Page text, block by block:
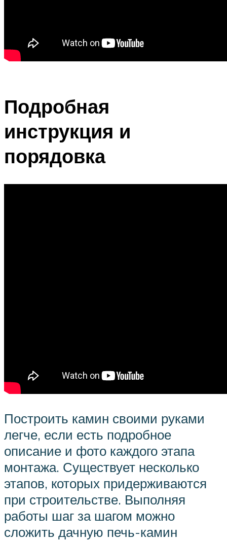
Подробная
инструкция и
порядовка
Построить камин своими руками
легче, если есть подробное
описание и фото каждого этапа
монтажа. Существует несколько
этапов, которых придерживаются
при строительстве. Выполняя
работы шаг за шагом можно
сложить дачную печь-камин